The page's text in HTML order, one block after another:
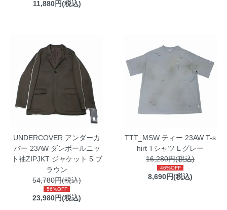
11,880円(税込)
UNDERCOVER アンダーカ
バー 23AW ダンボールニッ
ト袖ZIPJKT ジャケット 5 ブ
ラウン
54,780円(税込)
56%OFF
23,980円(税込)
TTT_MSW ティー 23AW T-s
hirt Tシャツ L グレー
16,280円(税込)
46%OFF
8,690円(税込)